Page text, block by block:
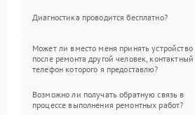
Диагностика проводится бесплатно?
Может ли вместо меня принять устройство
после ремонта другой человек, контактный
телефон которого я предоставлю?
Возможно ли получать обратную связь в
процессе выполнения ремонтных работ?